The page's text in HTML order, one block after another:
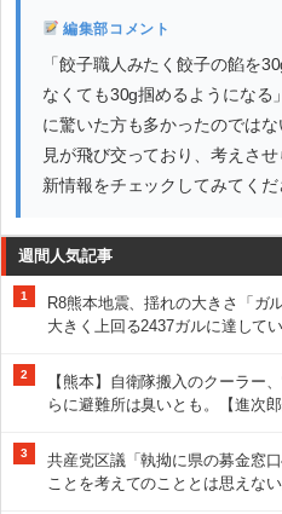
編集部コメント
「餃子職人みたく餃子の餡を
なくても30g掴めるようになる
に驚いた方も多かったのでは
見が飛び交っており、考えさ
新情報をチェックしてみてくだ
週間人気記事
1
R8熊本地震、揺れの大きさ「ガ
大きく上回る2437ガルに達して
2
【熊本】自衛隊搬入のクーラー
らに避難所は臭いとも。【進次郎
3
共産党区議「執拗に県の募金窓
ことを考えてのこととは思えない